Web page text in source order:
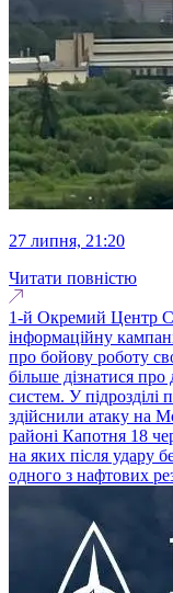
27 липня, 21:20
Читати повністю
1-й Окремий Центр
інформаційну
про бойову роботу
більше дізнатися про
систем. У
здійснили атаку на
районі Капотня 18
на яких після удару
одного з нафтових